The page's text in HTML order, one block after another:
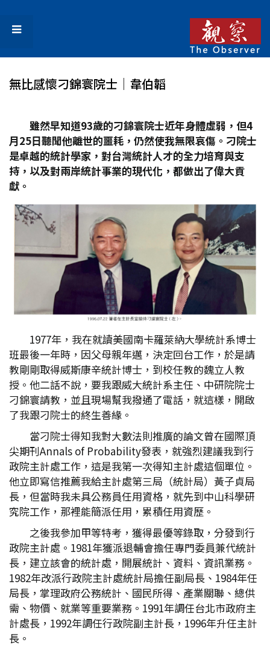
無比感懷刁錦寰院士│韋伯韜
雖然早知道93歲的刁錦寰院士近年身體虛弱，但4
月25日聽聞他離世的噩耗，仍然使我無限哀傷。刁院士
是卓越的統計學家，對台灣統計人才的全力培育與支
持，以及對兩岸統計事業的現代化，都做出了偉大貢
獻。
1977年，我在就讀美國南卡羅萊納大學統計系博士
班最後一年時，因父母親年邁，決定回台工作，於是請
教剛剛取得威斯康辛統計博士，到校任教的魏立人教
授。他二話不說，要我跟威大統計系主任、中研院院士
刁錦寰請教，並且現場幫我撥通了電話，就這樣，開啟
了我跟刁院士的終生善緣。
當刁院士得知我對大數法則推廣的論文曾在國際頂
尖期刊Annals of Probability發表，就強烈建議我到行
政院主計處工作，這是我第一次得知主計處這個單位。
他立即寫信推薦我給主計處第三局（統計局）黃子貞局
長，但當時我未具公務員任用資格，就先到中山科學研
究院工作，那裡能簡派任用，累積任用資歷。
之後我參加甲等特考，獲得最優等錄取，分發到行
政院主計處。1981年獲派退輔會擔任專門委員兼代統計
長，建立該會的統計處，開展統計、資料、資訊業務。
1982年改派行政院主計處統計局擔任副局長、1984年任
局長，掌理政府公務統計、國民所得、產業關聯、總供
需、物價、就業等重要業務。1991年調任台北市政府主
計處長，1992年調任行政院副主計長，1996年升任主計
長。